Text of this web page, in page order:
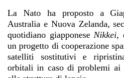
La Nato ha proposto a
Australia e Nuova Zelanda,
quotidiano giapponese Nikkei,
un progetto di cooperazione
satelliti sostitutivi e
orbitali in caso di problemi